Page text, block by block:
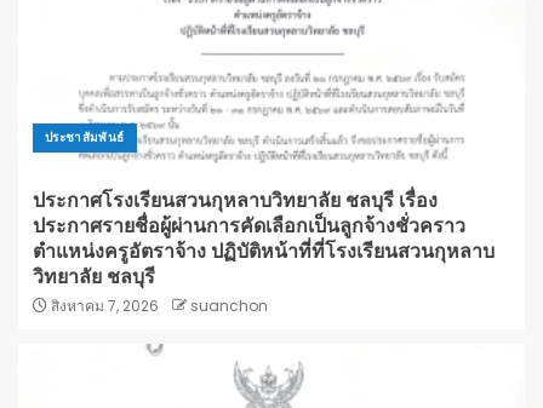
ประชาสัมพันธ์
ประกาศโรงเรียนสวนกุหลาบวิทยาลัย ชลบุรี เรื่อง
ประกาศรายชื่อผู้ผ่านการคัดเลือกเป็นลูกจ้างชั่วคราว
ตำแหน่งครูอัตราจ้าง ปฏิบัติหน้าที่ที่โรงเรียนสวนกุหลาบ
วิทยาลัย ชลบุรี
สิงหาคม 7, 2026 suanchon